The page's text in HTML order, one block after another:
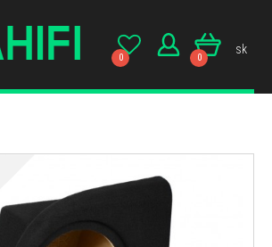
0 0
sk